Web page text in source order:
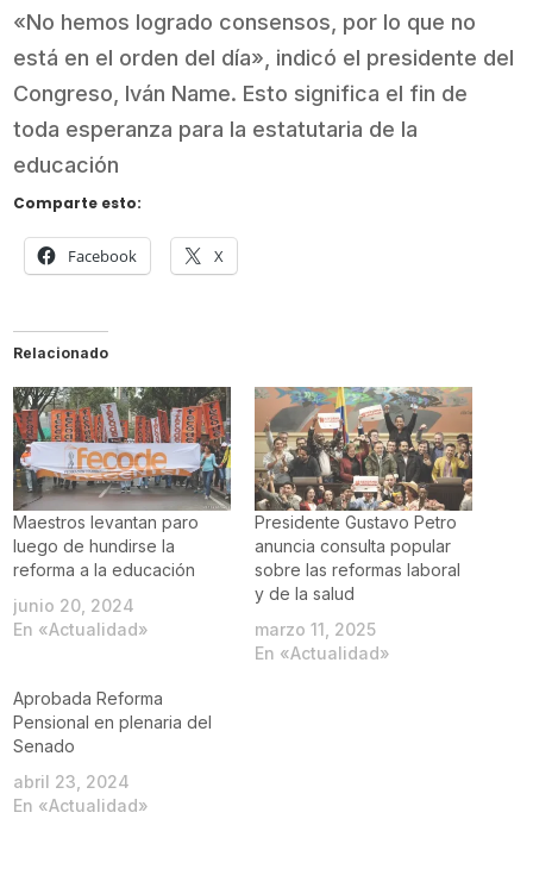
«No hemos logrado consensos, por lo que no
está en el orden del día», indicó el presidente del
Congreso, Iván Name. Esto significa el fin de
toda esperanza para la estatutaria de la
educación
Comparte esto:
Facebook X
Relacionado
Maestros levantan paro
luego de hundirse la
reforma a la educación
junio 20, 2024
En «Actualidad»
Presidente Gustavo Petro
anuncia consulta popular
sobre las reformas laboral
y de la salud
marzo 11, 2025
En «Actualidad»
Aprobada Reforma
Pensional en plenaria del
Senado
abril 23, 2024
En «Actualidad»